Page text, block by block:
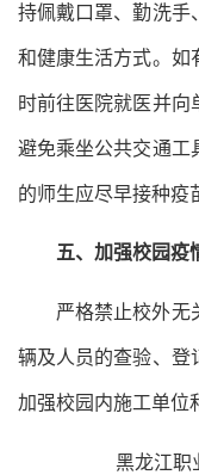
持佩戴口罩、勤洗手
和健康生活方式。如
时前往医院就医并向
避免乘坐公共交通工
的师生应尽早接种疫
五、加强校园疫
严格禁止校外无
辆及人员的查验、登
加强校园内施工单位
黑龙江职